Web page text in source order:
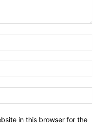
in this browser for the